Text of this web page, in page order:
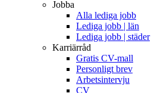
Jobba
Alla lediga jobb
Lediga jobb | län
Lediga jobb | städer
Karriärråd
Gratis CV-mall
Personligt brev
Arbetsintervju
CV